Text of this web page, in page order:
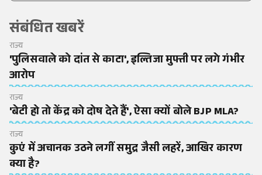
संबंधित खबरें
राज्य
'पुलिसवाले को दांत से काटा', इल्तिजा मुफ्ती पर लगे गंभीर
आरोप
राज्य
'बेटी हो तो केंद्र को दोष देते हैं', ऐसा क्यों बोले BJP MLA?
राज्य
कुएं में अचानक उठने लगीं समुद्र जैसी लहरें, आखिर कारण
क्या है?